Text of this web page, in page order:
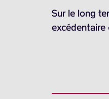
Sur le long
excédentaire